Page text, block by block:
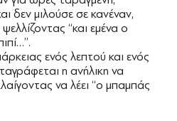
δεν μιλούσε σε κανέναν,
‘‘και εμένα ο
ενός λεπτού και ενός
η ανήλικη να
να λέει ‘‘ο μπαμπάς